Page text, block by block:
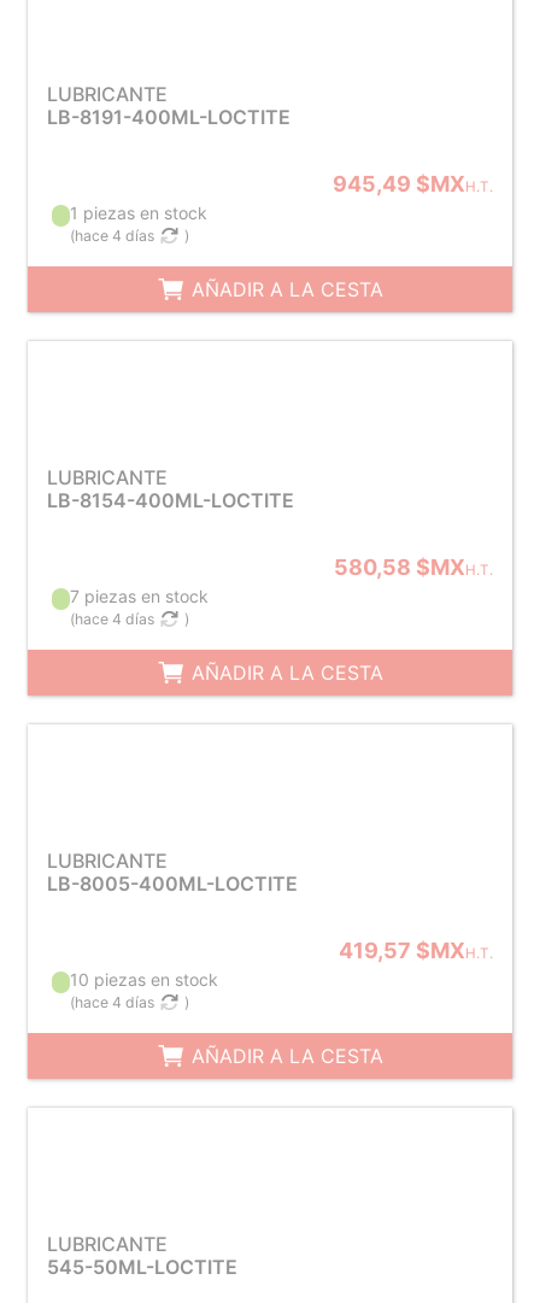
LUBRICANTE
LB-8191-400ML-LOCTITE
945,49 $MXH.T.
1 piezas en stock
(hace 4 días )
AÑADIR A LA CESTA
LUBRICANTE
LB-8154-400ML-LOCTITE
580,58 $MXH.T.
7 piezas en stock
(hace 4 días )
AÑADIR A LA CESTA
LUBRICANTE
LB-8005-400ML-LOCTITE
419,57 $MXH.T.
10 piezas en stock
(hace 4 días )
AÑADIR A LA CESTA
LUBRICANTE
545-50ML-LOCTITE